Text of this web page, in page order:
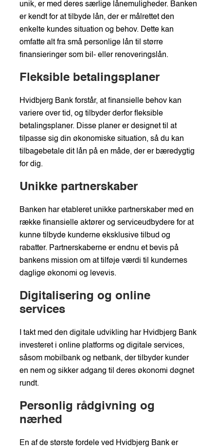
unik, er med deres særlige lånemuligheder. Banken
er kendt for at tilbyde lån, der er målrettet den
enkelte kundes situation og behov. Dette kan
omfatte alt fra små personlige lån til større
finansieringer som bil- eller renoveringslån.
Fleksible betalingsplaner
Hvidbjerg Bank forstår, at finansielle behov kan
variere over tid, og tilbyder derfor fleksible
betalingsplaner. Disse planer er designet til at
tilpasse sig din økonomiske situation, så du kan
tilbagebetale dit lån på en måde, der er bæredygtig
for dig.
Unikke partnerskaber
Banken har etableret unikke partnerskaber med en
række finansielle aktører og serviceudbydere for at
kunne tilbyde kunderne eksklusive tilbud og
rabatter. Partnerskaberne er endnu et bevis på
bankens mission om at tilføje værdi til kundernes
daglige økonomi og levevis.
Digitalisering og online
services
I takt med den digitale udvikling har Hvidbjerg Bank
investeret i online platforms og digitale services,
såsom mobilbank og netbank, der tilbyder kunder
en nem og sikker adgang til deres økonomi døgnet
rundt.
Personlig rådgivning og
nærhed
En af de største fordele ved Hvidbjerg Bank er